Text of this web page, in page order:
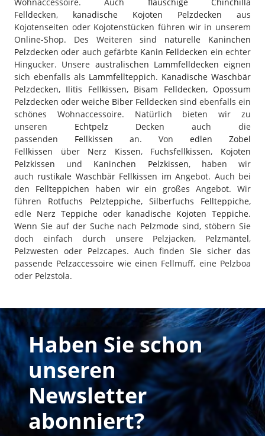
Felldecken, kanadische Kojoten Pelzdecken aus
Kojotenseiten oder Kojotenstücken führen wir in unserem
Online-Shop. Des Weiteren sind naturelle Kaninchen
Pelzdecken oder auch gefärbte Kanin Felldecken ein echter
Hingucker. Unsere australischen Lammfelldecken eignen
sich ebenfalls als Lammfellteppich. Kanadische Waschbär
Pelzdecken, Ilitis Fellkissen, Bisam Felldecken,Opossum
Pelzdecken oder weiche Biber Felldecken sind ebenfalls ein
schönes Wohnaccessoire. Natürlich bieten wir zu
unseren Echtpelz Decken auch die
passenden Fellkissen an. Von edlen Zobel
Fellkissen über Nerz Kissen, Fuchsfellkissen, Kojoten
Pelzkissen und Kaninchen Pelzkissen, haben wir
auch rustikale Waschbär Fellkissen im Angebot. Auch bei
den Fellteppichen haben wir ein großes Angebot. Wir
führen Rotfuchs Pelzteppiche, Silberfuchs Fellteppiche,
edle Nerz Teppicheoder kanadische Kojoten Teppiche.
Wenn Sie auf der Suche nach Pelzmode sind, stöbern Sie
doch einfach durch unsere Pelzjacken, Pelzmäntel,
Pelzwesten oder Pelzcapes. Auch finden Sie sicher das
passende Pelzaccessoire wie einen Fellmuff, eine Pelzboa
oder Pelzstola.
Haben Sie schon
unseren
Newsletter
abonniert?